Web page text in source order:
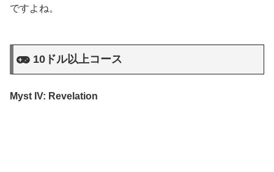
ですよね。
10ドル以上コース
Myst IV: Revelation